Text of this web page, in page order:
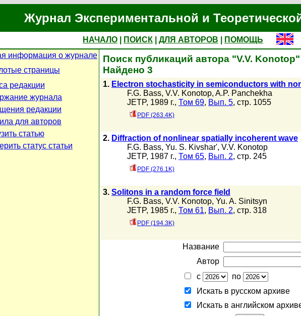
Журнал Экспериментальной и
НАЧАЛО ПОИСК ДЛЯ АВТОРОВ
ПОМОЩЬ
информация о журнале
страницы
редакции
журнала
редакции
для авторов
статью
статус статьи
Поиск публикаций автора "V.V. Konotop"
Найдено 3
1. Electron stochasticity in semiconductors with
F.G. Bass, V.V. Konotop, A.P. Panchekha
JETP, 1989 г., Том 69, Вып. 5, стр. 1055
PDF (263.4K)
2. Diffraction of nonlinear spatially incoherent wave
F.G. Bass, Yu. S. Kivshar', V.V. Konotop
JETP, 1987 г., Том 65, Вып. 2, стр. 245
PDF (276.1K)
3. Solitons in a random force field
F.G. Bass, V.V. Konotop, Yu. A. Sinitsyn
JETP, 1985 г., Том 61, Вып. 2, стр. 318
PDF (194.3K)
Название
Автор
с
по
Искать в русском архиве
Искать в английском